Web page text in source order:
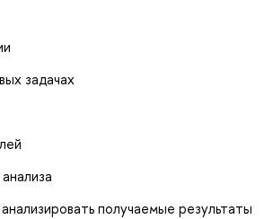
задачах
получаемые результаты